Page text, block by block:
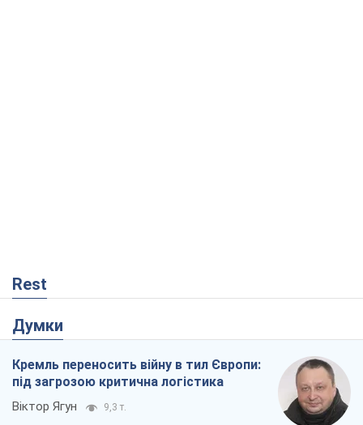
Rest
Думки
Кремль переносить війну в тил Європи:
під загрозою критична логістика
Віктор Ягун 9,3 т.